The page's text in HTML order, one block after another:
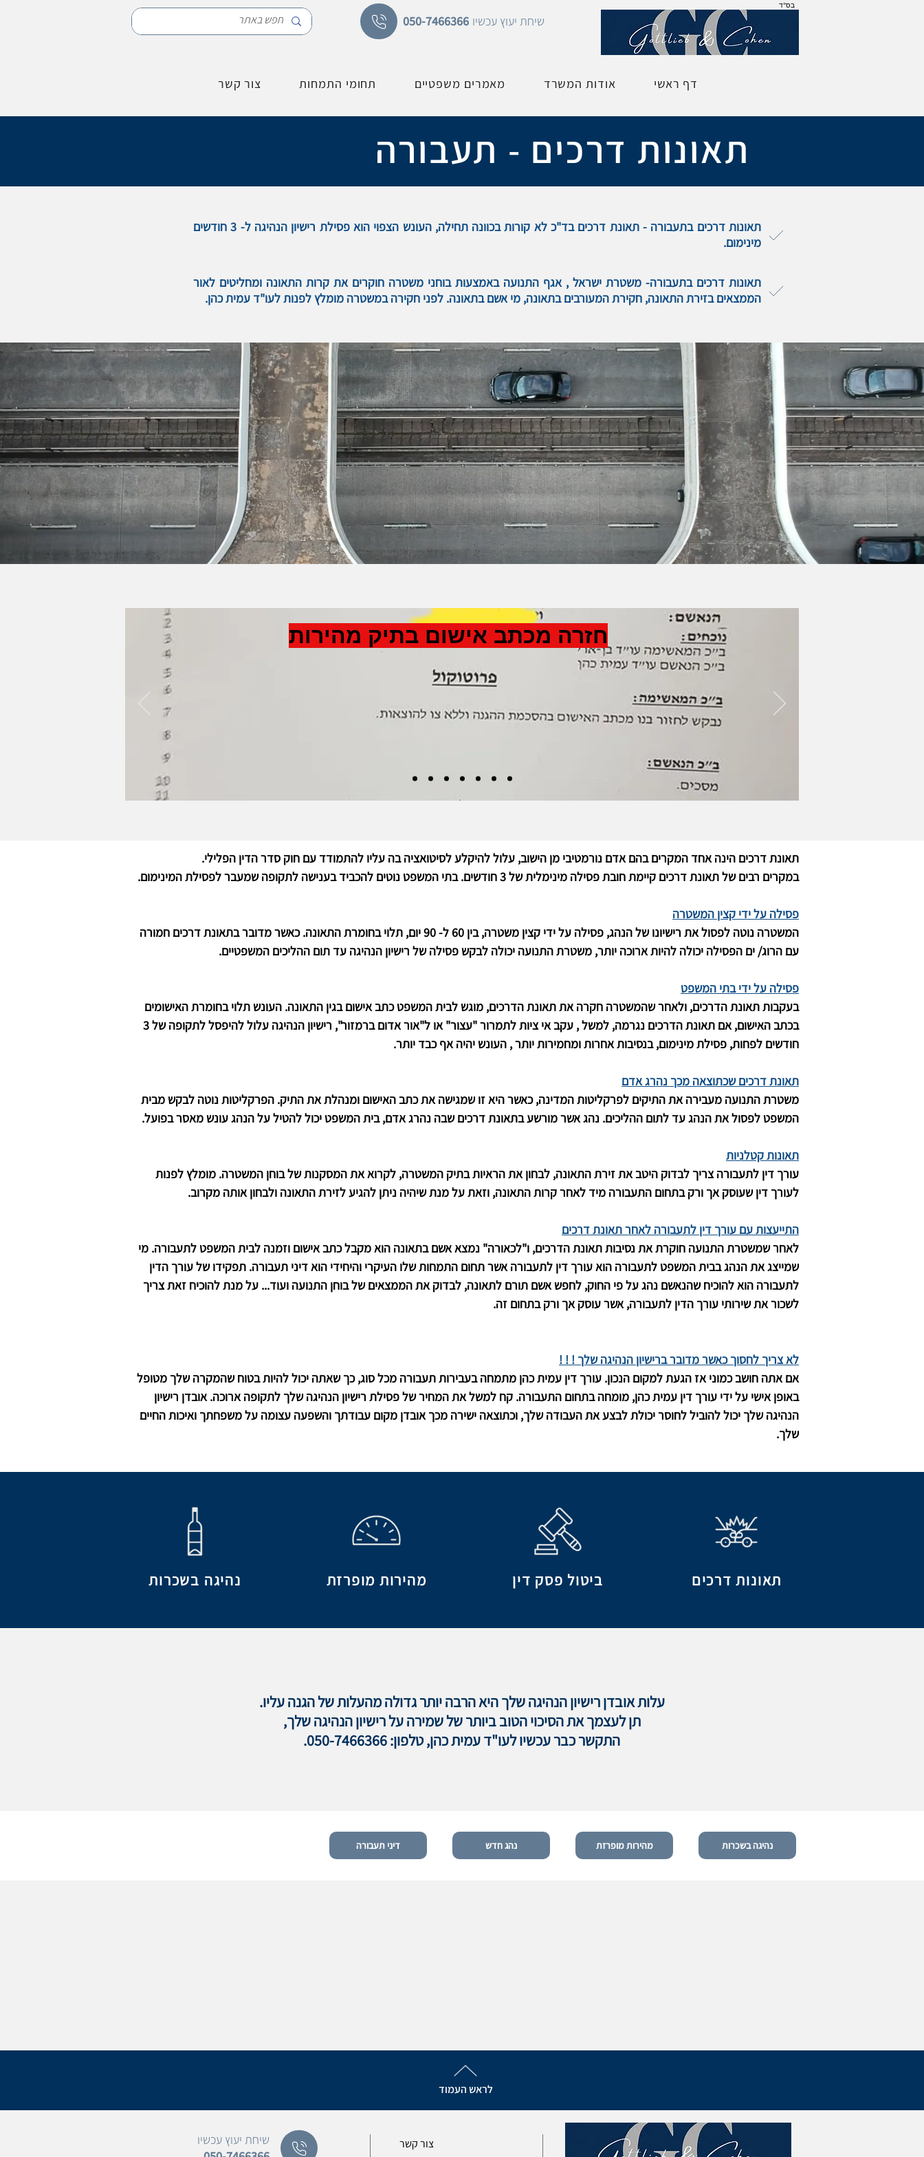
שיחת יעוץ עכשיו 050-7466366
בס"ד
צור קשר תחומי התמחות מאמרים משפטיים אודות המשרד דף ראשי
תאונות דרכים - תעבורה
תאונות דרכים בתעבורה - תאונת דרכים בד"כ לא קורות בכוונה תחילה, העונש הצפוי הוא פסילת רישיון הנהיגה ל- 3 חודשים
מינימום.
תאונות דרכים בתעבורה- משטרת ישראל , אגף התנועה באמצעות בוחני משטרה חוקרים את קרות התאונה ומחליטים לאור
הממצאים בזירת התאונה, חקירת המעורבים בתאונה, מי אשם בתאונה. לפני חקירה במשטרה מומלץ לפנות לעו"ד עמית כהן.
חזרה מכתב אישום בתיק מהירות
תאונת דרכים הינה אחד המקרים בהם אדם נורמטיבי מן הישוב, עלול להיקלע לסיטואציה בה עליו להתמודד עם חוק סדר הדין הפלילי.
במקרים רבים של תאונת דרכים קיימת חובת פסילה מינימלית של 3 חודשים. בתי המשפט נוטים להכביד בענישה לתקופה שמעבר לפסילת המינימום.
פסילה על ידי קצין המשטרה
המשטרה נוטה לפסול את רישיונו של הנהג, פסילה על ידי קצין משטרה, בין 60 ל- 90 יום, תלוי בחומרת התאונה. כאשר מדובר בתאונת דרכים חמורה
עם הרוג/ ים הפסילה יכולה להיות ארוכה יותר, משטרת התנועה יכולה לבקש פסילה של רישיון הנהיגה עד תום ההליכים המשפטיים.
פסילה על ידי בתי המשפט
בעקבות תאונת הדרכים, ולאחר שהמשטרה חקרה את תאונת הדרכים, מוגש לבית המשפט כתב אישום בגין התאונה. העונש תלוי בחומרת האישומים
בכתב האישום, אם תאונת הדרכים נגרמה, למשל , עקב אי ציות לתמרור "עצור" או ל"אור אדום ברמזור", רישיון הנהיגה עלול להיפסל לתקופה של 3
חודשים לפחות, פסילת מינימום, בנסיבות אחרות ומחמירות יותר , העונש יהיה אף כבד יותר.
תאונת דרכים שכתוצאה מכך נהרג אדם
משטרת התנועה מעבירה את התיקים לפרקליטות המדינה, כאשר היא זו שמגישה את כתב האישום ומנהלת את התיק. הפרקליטות נוטה לבקש מבית
המשפט לפסול את הנהג עד לתום ההליכים. נהג אשר מורשע בתאונת דרכים שבה נהרג אדם, בית המשפט יכול להטיל על הנהג עונש מאסר בפועל.
תאונות קטלניות
עורך דין לתעבורה צריך לבדוק היטב את זירת התאונה, לבחון את הראיות בתיק המשטרה, לקרוא את המסקנות של בוחן המשטרה. מומלץ לפנות
לעורך דין שעוסק אך ורק בתחום התעבורה מיד לאחר קרות התאונה, וזאת על מנת שיהיה ניתן להגיע לזירת התאונה ולבחון אותה מקרוב.
התייעצות עם עורך דין לתעבורה לאחר תאונת דרכים
לאחר שמשטרת התנועה חוקרת את נסיבות תאונת הדרכים, ו"לכאורה" נמצא אשם בתאונה הוא מקבל כתב אישום וזמנה לבית המשפט לתעבורה. מי
שמייצג את הנהג בבית המשפט לתעבורה הוא עורך דין לתעבורה אשר תחום התמחות שלו העיקרי והיחידי הוא דיני תעבורה. תפקידו של עורך הדין
לתעבורה הוא להוכיח שהנאשם נהג על פי החוק, לחפש אשם תורם לתאונה, לבדוק את הממצאים של בוחן התנועה ועוד... על מנת להוכיח זאת צריך
לשכור את שירותי עורך הדין לתעבורה, אשר עוסק אך ורק בתחום זה.
לא צריך לחסוך כאשר מדובר ברישיון הנהיגה שלך ! ! !
אם אתה חושב כמוני אז הגעת למקום הנכון. עורך דין עמית כהן מתמחה בעבירות תעבורה מכל סוג, כך שאתה יכול להיות בטוח שהמקרה שלך מטופל
באופן אישי על ידי עורך דין עמית כהן, מומחה בתחום התעבורה. קח למשל את המחיר של פסילת רישיון הנהיגה שלך לתקופה ארוכה. אובדן רישיון
הנהיגה שלך יכול להוביל לחוסר יכולת לבצע את העבודה שלך, וכתוצאה ישירה מכך אובדן מקום עבודתך והשפעה עצומה על משפחתך ואיכות החיים
שלך.
נהיגה בשכרות מהירות מופרזת ביטול פסק דין תאונות דרכים
עלות אובדן רישיון הנהיגה שלך היא הרבה יותר גדולה מהעלות של הגנה עליו.
תן לעצמך את הסיכוי הטוב ביותר של שמירה על רישיון הנהיגה שלך,
התקשר כבר עכשיו לעו"ד עמית כהן, טלפון: 050-7466366.
דיני תעבורה נהג חדש מהירות מופרזת נהיגה בשכרות
לראש העמוד
צור קשר שיחת יעוץ עכשיו